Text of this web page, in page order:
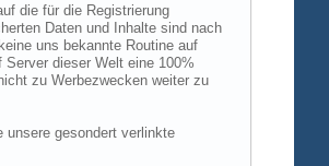
die für die Registrierung
Daten und Inhalte sind nach
uns bekannte Routine auf
dieser Welt eine 100%
zu Werbezwecken weiter zu
gesondert verlinkte